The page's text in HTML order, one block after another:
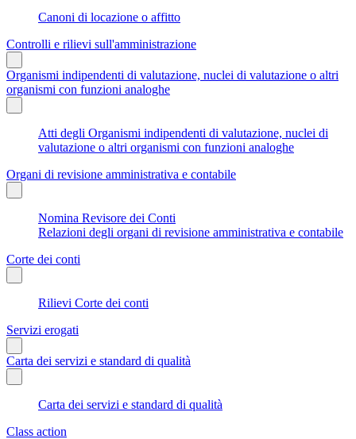
Canoni di locazione o affitto
Controlli e rilievi sull'amministrazione
Organismi indipendenti di valutazione, nuclei di valutazione o altri
organismi con funzioni analoghe
Atti degli Organismi indipendenti di valutazione, nuclei di
valutazione o altri organismi con funzioni analoghe
Organi di revisione amministrativa e contabile
Nomina Revisore dei Conti
Relazioni degli organi di revisione amministrativa e contabile
Corte dei conti
Rilievi Corte dei conti
Servizi erogati
Carta dei servizi e standard di qualità
Carta dei servizi e standard di qualità
Class action